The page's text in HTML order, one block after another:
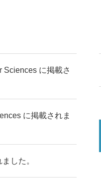
Sciences に掲載さ
に掲載されま
した。